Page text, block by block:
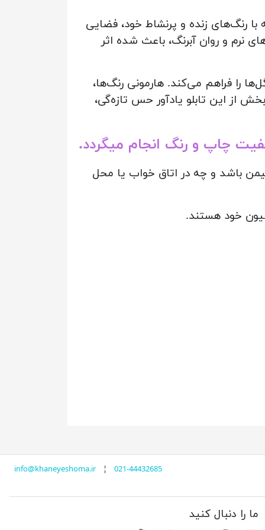
با رنگ‌های زنده و پرنشاط خود، فضایی
نرم و روان آبرنگ، باعث شده اثر
را فراهم می‌کند. هارمونی رنگ‌ها،
از این تابلو یادآور حس تازه‌گی،
چاپ و رنگ انجام میگردد.
باشد و چه در اتاق خواب یا محل
خود هستند.
info@khaneyeshoma.ir¦ 021-44432685
ما را دنبال کنید